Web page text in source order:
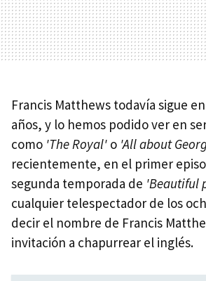
Francis Matthews todavía sigue
años, y lo hemos podido ver en
como 'The Royal' o 'All about
recientemente, en el primer
segunda temporada de 'Beautiful
cualquier telespectador de los
decir el nombre de Francis
invitación a chapurrear el inglés.